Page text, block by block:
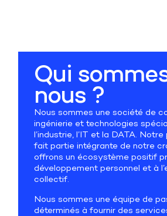
Qui
nous ?
Nous sommes une société de
ingénierie et technologies
l’industrie, l’IT et la DATA.
fait partie intégrante de notre
offrons un écosystème positif
développement personnel et à
collectif.
Nous sommes une équipe de
déterminés à fournir des